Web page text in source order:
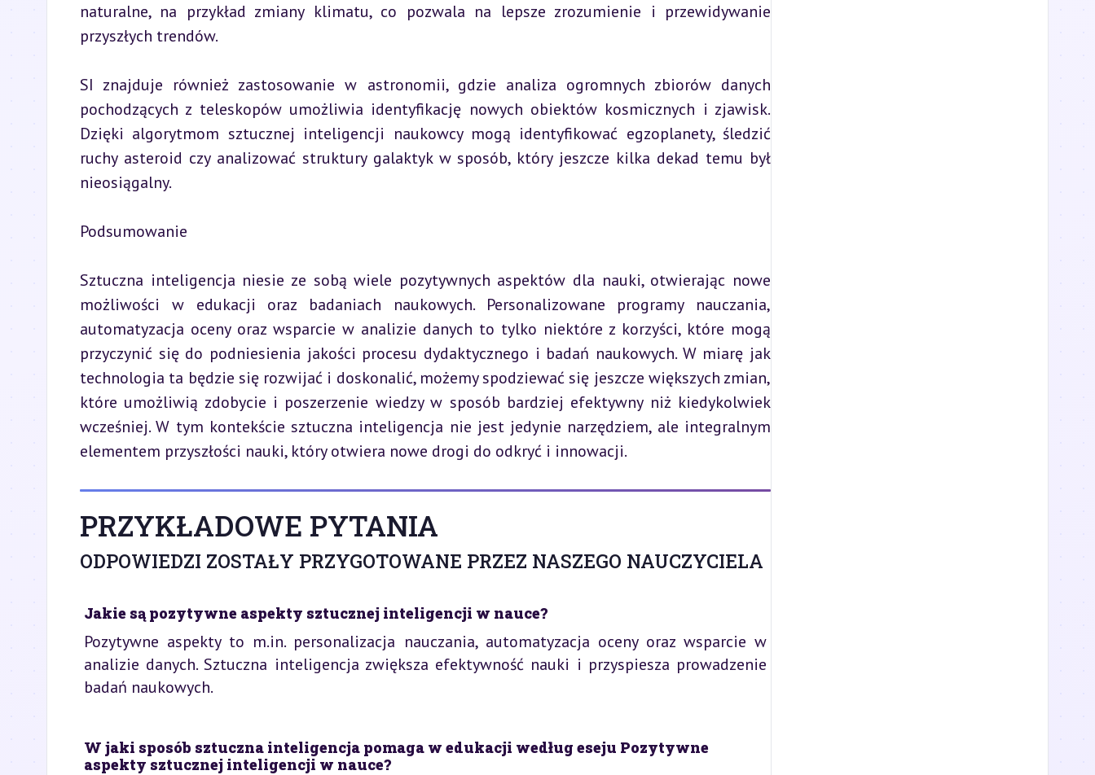
naturalne, na przykład zmiany klimatu, co pozwala na lepsze zrozumienie i przewidywanie
przyszłych trendów.
SI znajduje również zastosowanie w astronomii, gdzie analiza ogromnych zbiorów danych
pochodzących z teleskopów umożliwia identyfikację nowych obiektów kosmicznych i zjawisk.
Dzięki algorytmom sztucznej inteligencji naukowcy mogą identyfikować egzoplanety, śledzić
ruchy asteroid czy analizować struktury galaktyk w sposób, który jeszcze kilka dekad temu był
nieosiągalny.
Podsumowanie
Sztuczna inteligencja niesie ze sobą wiele pozytywnych aspektów dla nauki, otwierając nowe
możliwości w edukacji oraz badaniach naukowych. Personalizowane programy nauczania,
automatyzacja oceny oraz wsparcie w analizie danych to tylko niektóre z korzyści, które mogą
przyczynić się do podniesienia jakości procesu dydaktycznego i badań naukowych. W miarę jak
technologia ta będzie się rozwijać i doskonalić, możemy spodziewać się jeszcze większych zmian,
które umożliwią zdobycie i poszerzenie wiedzy w sposób bardziej efektywny niż kiedykolwiek
wcześniej. W tym kontekście sztuczna inteligencja nie jest jedynie narzędziem, ale integralnym
elementem przyszłości nauki, który otwiera nowe drogi do odkryć i innowacji.
PRZYKŁADOWE PYTANIA
ODPOWIEDZI ZOSTAŁY PRZYGOTOWANE PRZEZ NASZEGO NAUCZYCIELA
Jakie są pozytywne aspekty sztucznej inteligencji w nauce?
Pozytywne aspekty to m.in. personalizacja nauczania, automatyzacja oceny oraz wsparcie w
analizie danych. Sztuczna inteligencja zwiększa efektywność nauki i przyspiesza prowadzenie
badań naukowych.
W jaki sposób sztuczna inteligencja pomaga w edukacji według eseju Pozytywne
aspekty sztucznej inteligencji w nauce?